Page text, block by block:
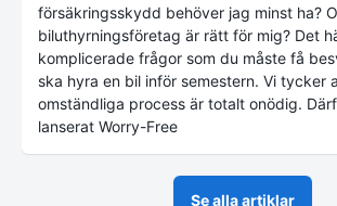
försäkringsskydd behöver jag minst ha?
biluthyrningsföretag är rätt för mig? Det
komplicerade frågor som du måste få
ska hyra en bil inför semestern. Vi tycker
omständliga process är totalt onödig.
lanserat Worry-Free
Se alla artiklar